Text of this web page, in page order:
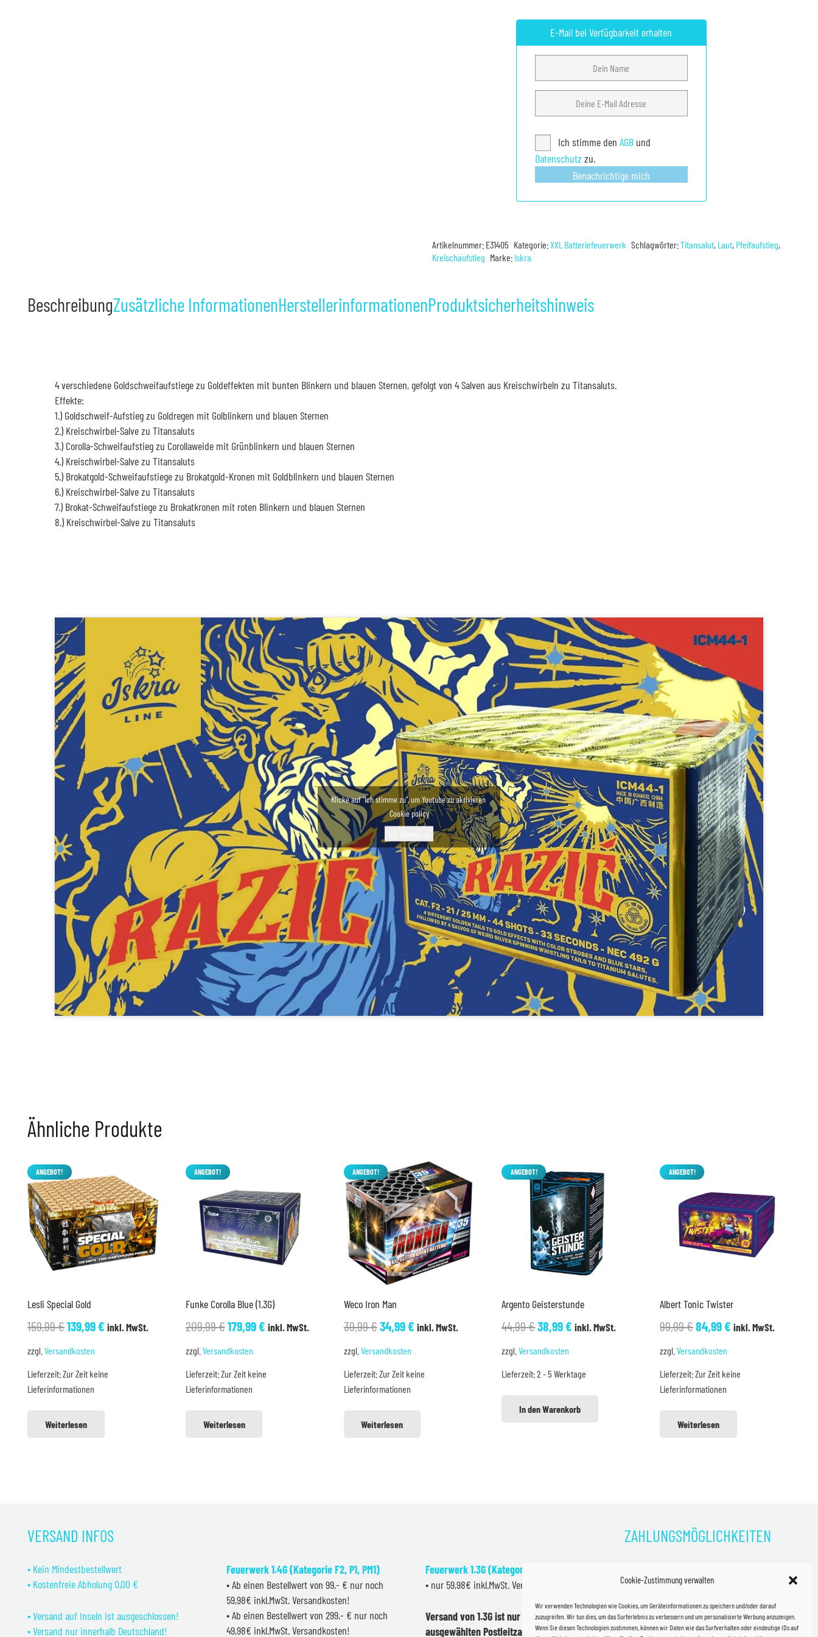
Cookie-Zustimmung verwalten
Wir verwenden Technologien wie Cookies, um Geräteinformationen zu speichern und/oder darauf
zuzugreifen. Wir tun dies, um das Surferlebnis zu verbessern und um personalisierte Werbung anzuzeigen.
Wenn Sie diesen Technologien zustimmen, können wir Daten wie das Surfverhalten oder eindeutige IDs auf
E-Mail bei Verfügbarkeit erhalten
Ich stimme den AGB und
Datenschutz zu.
Benachrichtige mich
Artikelnummer: E31405 Kategorie:XXL Batteriefeuerwerk Schlagwörter:Titansalut, Laut, Pfeifaufstieg,
Kreischaufstieg Marke: Iskra
BeschreibungZusätzliche InformationenHerstellerinformationenProduktsicherheitshinweis
4 verschiedene Goldschweifaufstiege zu Goldeffekten mit bunten Blinkern und blauen Sternen, gefolgt von 4 Salven aus Kreischwirbeln zu Titansaluts.
Effekte:
1.) Goldschweif-Aufstieg zu Goldregen mit Golblinkern und blauen Sternen
2.) Kreischwirbel-Salve zu Titansaluts
3.) Corolla-Schweifaufstieg zu Corollaweide mit Grünblinkern und blauen Sternen
4.) Kreischwirbel-Salve zu Titansaluts
5.) Brokatgold-Schweifaufstiege zu Brokatgold-Kronen mit Goldblinkern und blauen Sternen
6.) Kreischwirbel-Salve zu Titansaluts
7.) Brokat-Schweifaufstiege zu Brokatkronen mit roten Blinkern und blauen Sternen
8.) Kreischwirbel-Salve zu Titansaluts
Klicke auf "Ich stimme zu", um Youtube zu aktivieren
Cookie policy
Ähnliche Produkte
ANGEBOT!
Lesli Special Gold
159,99€Ursprünglicher
Preis
159,99 €
139,99€Aktueller
139,99 €.
inkl. MwSt.
zzgl. Versandkosten
Lieferzeit:Zur Zeit keine
Lieferinformationen
Weiterlesen
ANGEBOT!
Funke Corolla Blue (1.3G)
209,99€Ursprünglicher
Preis
209,99 €
179,99€Aktueller
179,99 €.
inkl. MwSt.
zzgl. Versandkosten
Lieferzeit:Zur Zeit keine
Lieferinformationen
Weiterlesen
ANGEBOT!
Weco Iron Man
39,99€Ursprünglicher
Preis
39,99 €
34,99€Aktueller
34,99 €.
inkl. MwSt.
zzgl. Versandkosten
Lieferzeit:Zur Zeit keine
Lieferinformationen
Weiterlesen
ANGEBOT!
Argento Geisterstunde
44,99€Ursprünglicher
Preis
44,99 €
38,99€Aktueller
38,99 €.
inkl. MwSt.
zzgl.Versandkosten
Lieferzeit:2 - 5 Werktage
In den Warenkorb
ANGEBOT!
Albert Tonic Twister
99,99€Ursprünglicher
Preis
99,99 €
84,99€Aktueller
84,99 €.
inkl. MwSt.
zzgl.Versandkosten
Lieferzeit:Zur Zeit keine
Lieferinformationen
Weiterlesen
VERSAND INFOS
• Kein Mindestbestellwert
• Kostenfreie Abholung 0,00 €
• Versand auf Inseln ist ausgeschlossen!
• Versand nur innerhalb Deutschland!
Feuerwerk 1.4G (Kategorie F2, P1, PM1)
• Ab einen Bestellwert von 99,- € nur noch
59,98€ inkl.MwSt. Versandkosten!
• Ab einen Bestellwert von 299,- € nur noch
49,98€ inkl.MwSt. Versandkosten!
Feuerwerk 1.3G (Kategorie F2)
• nur 59,98€ inkl.MwSt. Versandkosten!
Versand von 1.3G ist nur innerhalb
ausgewählten Postleitzahlen in Sachsen
ZAHLUNGSMÖGLICHKEITEN